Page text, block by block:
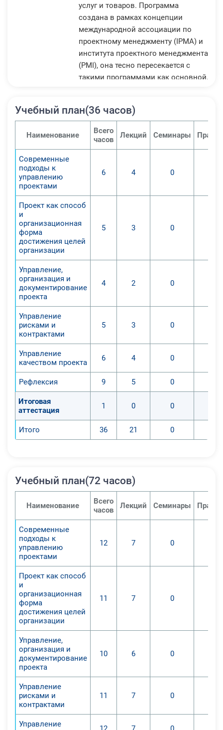
услуг и товаров. Программа
создана в рамках концепции
международной ассоциации по
проектному менеджменту (IPMA) и
института проектного менеджмента
(PMI), она тесно пересекается с
такими программами как основной,
также маркетинг.
рамках реализации федерального
общегосударственного стандарта
объединяет как профессиональную,
Первая является перечнем
универсальных способов и
методов, применяющихся для
разрешения периодически
повторяющихся вопросов в
деятельности, в которую входят
проекты. Профессиональные
знания обретаются в результате
закономерностей, которые
Обретение слушателями основ
способности систематизировать
процессы, работающих в пределах
проекта, планировать их
мощностное и временное
2. Умение решать главные задачи
проектного менеджмента.
По окончании удаленного курса
преподаватели приобретут
следующие знания и умения:
-основы использования
разрешения проблем в разных
проектах.
Учебный план(36 часов)
Наименование
Всего
часов
Лекций Семинары
Современные
подходы к
управлению
проектами
6 4 0
Проект как способ
и
организационная
форма
достижения целей
организации
5 3 0
Управление,
организация и
документирование
проекта
4 2 0
Управление
рисками и
контрактами
5 3 0
Управление
качеством проекта
6 4 0
Рефлексия 9 5 0
Итоговая
аттестация
1 0 0
Итого 36 21 0
Учебный план(72 часов)
Наименование
Всего
часов
Лекций Семинары
Современные
подходы к
управлению
проектами
12 7 0
Проект как способ
и
организационная
форма
достижения целей
организации
11 7 0
Управление,
организация и
документирование
проекта
10 6 0
Управление
рисками и
контрактами
11 7 0
Управление